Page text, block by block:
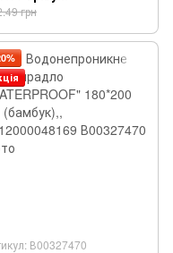
грн
В00327470